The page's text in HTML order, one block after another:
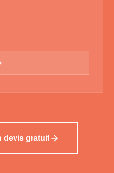
devis gratuit